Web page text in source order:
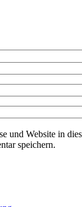
und Website in
speichern.